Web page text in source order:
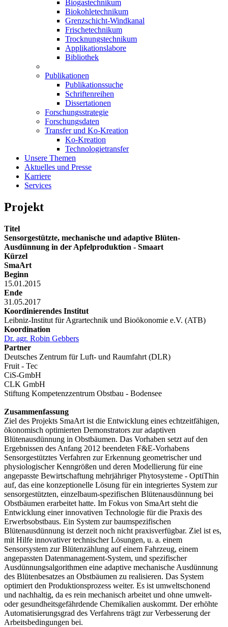
Biogastechnikum
Biokohletechnikum
Grenzschicht-Windkanal
Frischetechnikum
Trocknungstechnikum
Applikationslabore
Bibliothek
Publikationen
Publikationssuche
Schriftenreihen
Dissertationen
Forschungsstrategie
Forschungsdaten
Transfer und Ko-Kreation
Ko-Kreation
Technologietransfer
Unsere Themen
Aktuelles und Presse
Karriere
Services
Projekt
Titel
Sensorgestützte, mechanische und adaptive Blüten-
Ausdünnung in der Apfelproduktion - Smaart
Kürzel
SmaArt
Beginn
15.01.2015
Ende
31.05.2017
Koordinierendes Institut
Leibniz-Institut für Agrartechnik und Bioökonomie e.V. (ATB)
Koordination
Dr. agr. Robin Gebbers
Partner
Deutsches Zentrum für Luft- und Raumfahrt (DLR)
Fruit - Tec
CiS-GmbH
CLK GmbH
Stiftung Kompetenzzentrum Obstbau - Bodensee
Zusammenfassung
Ziel des Projekts SmaArt ist die Entwicklung eines echtzeitfähigen,
ökonomisch optimierten Demonstrators zur adaptiven
Blütenausdünnung in Obstbäumen. Das Vorhaben setzt auf den
Ergebnissen des Anfang 2012 beendeten F&E-Vorhabens
Sensorgestütztes Verfahren zur Erkennung geometrischer und
physiologischer Kenngrößen und deren Modellierung für eine
angepasste Bewirtschaftung mehrjähriger Phytosysteme - OptiThin
auf, das eine konzeptionelle Lösung für ein integriertes System zur
sensorgestützten, einzelbaum-spezifischen Blütenausdünnung bei
Obstbäumen erarbeitet hatte. Im Fokus von SmaArt steht die
Entwicklung einer innovativen Technologie für die Praxis des
Erwerbsobstbaus. Ein System zur baumspezifischen
Blütenausdünnung ist derzeit noch nicht praxisverfügbar. Ziel ist es,
mit Hilfe innovativer technischer Lösungen, u. a. einem
Sensorsystem zur Blütenzählung auf einem Fahrzeug, einem
angepassten Datenmanagement-System, und spezifischer
Ausdünnungsalgorithmen eine adaptive mechanische Ausdünnung
des Blütenbesatzes an Obstbäumen zu realisieren. Das System
optimiert den Produktionsprozess weiter. Es ist umweltschonend
und nachhaltig, da es rein mechanisch arbeitet und ohne umwelt-
oder gesundheitsgefährdende Chemikalien auskommt. Der erhöhte
Automatisierungsgrad des Verfahrens trägt zur Verbesserung der
Arbeitsbedingungen bei.